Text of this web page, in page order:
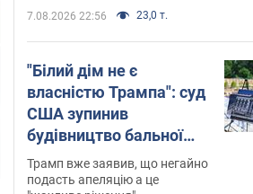
7.08.2026 22:56 23,0 т.
"Білий дім не є
власністю Трампа": суд
США зупинив
будівництво бальної
зали за $400 млн
Трамп вже заявив, що негайно
подасть апеляцію а це